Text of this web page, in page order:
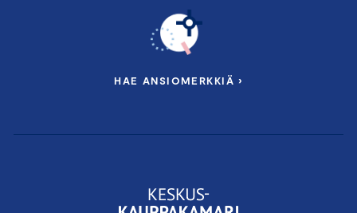
HAE ANSIOMERKKIÄ ›